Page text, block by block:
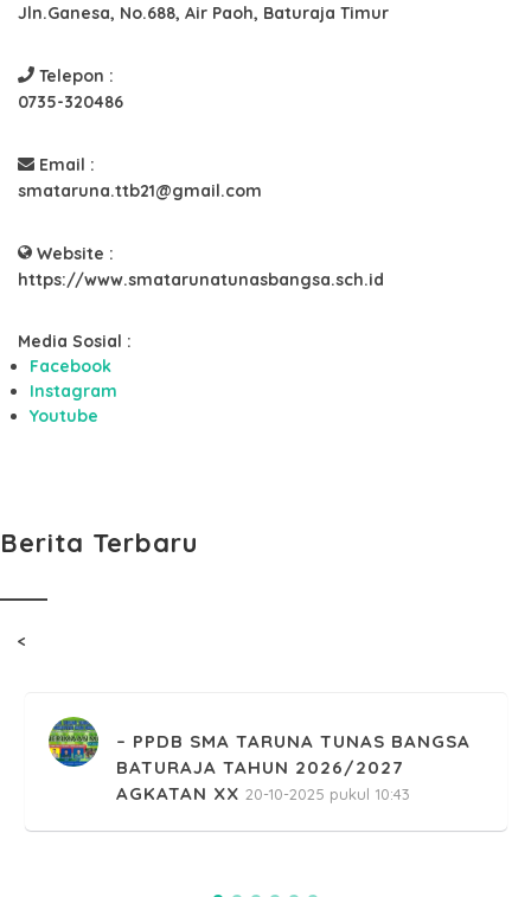
Jln.Ganesa, No.688, Air Paoh, Baturaja Timur
Telepon :
0735-320486
Email :
smataruna.ttb21@gmail.com
Website :
https://www.smatarunatunasbangsa.sch.id
Media Sosial :
Facebook
Instagram
Youtube
Berita Terbaru
<
PPDB SMA TARUNA TUNAS BANGSA
BATURAJA TAHUN 2026/2027
AGKATAN XX 20-10-2025 pukul 10:43